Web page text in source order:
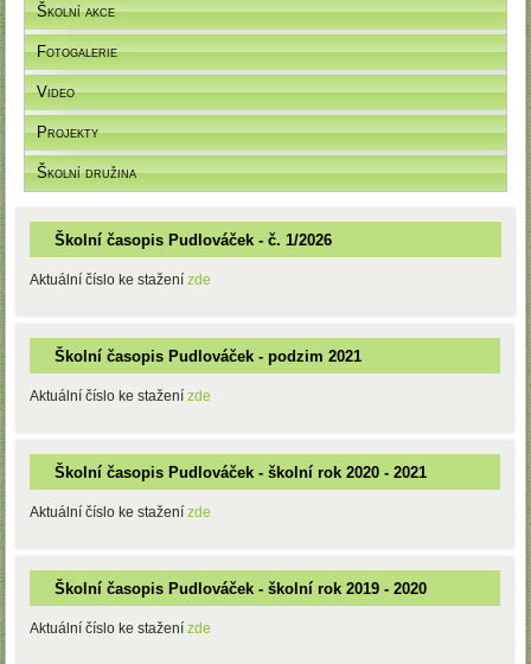
Školní akce
Fotogalerie
Video
Projekty
Školní družina
Školní časopis Pudlováček - č. 1/2026
Aktuální číslo ke staženízde
Školní časopis Pudlováček - podzim 2021
Aktuální číslo ke staženízde
Školní časopis Pudlováček - školní rok 2020 - 2021
Aktuální číslo ke staženízde
Školní časopis Pudlováček - školní rok 2019 - 2020
Aktuální číslo ke staženízde